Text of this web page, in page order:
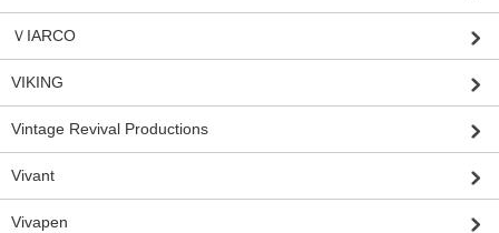
ＶIARCO
VIKING
Vintage Revival Productions
Vivant
Vivapen